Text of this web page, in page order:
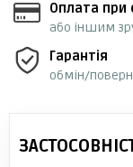
Оплата при
або іншим
Гарантія
обмін/